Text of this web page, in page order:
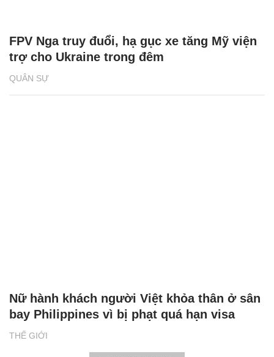
QUÂN SỰ
FPV Nga truy đuổi, hạ gục xe tăng Mỹ viện
trợ cho Ukraine trong đêm
THẾ GIỚI
Nữ hành khách người Việt khỏa thân ở sân
bay Philippines vì bị phạt quá hạn visa